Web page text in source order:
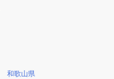
和歌山県